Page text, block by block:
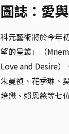
圖誌：愛
科元藝術將於今年
望的星叢」（
Love and Desire）
朱曼禎、花季琳、
培懋、賴恩慈等七